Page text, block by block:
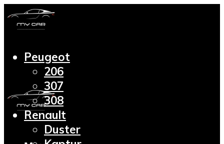
Peugeot
206
307
308
Renault
Duster